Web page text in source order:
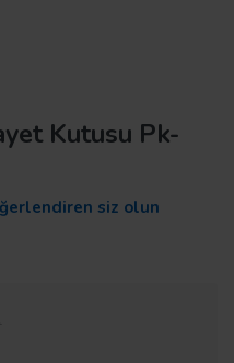
Kutusu Pk-
siz olun